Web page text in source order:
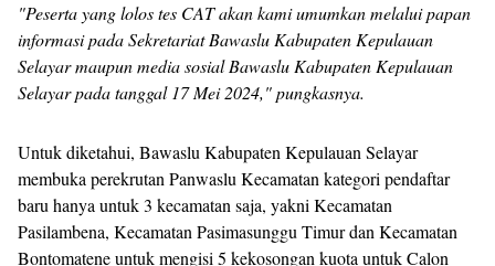
"Peserta yang lolos tes CAT akan kami umumkan melalui papan
informasi pada Sekretariat Bawaslu Kabupaten Kepulauan
Selayar maupun media sosial Bawaslu Kabupaten Kepulauan
Selayar pada tanggal 17 Mei 2024," pungkasnya.
Untuk diketahui, Bawaslu Kabupaten Kepulauan Selayar
membuka perekrutan Panwaslu Kecamatan kategori pendaftar
baru hanya untuk 3 kecamatan saja, yakni Kecamatan
Pasilambena, Kecamatan Pasimasunggu Timur dan Kecamatan
Bontomatene untuk mengisi 5 kekosongan kuota untuk Calon